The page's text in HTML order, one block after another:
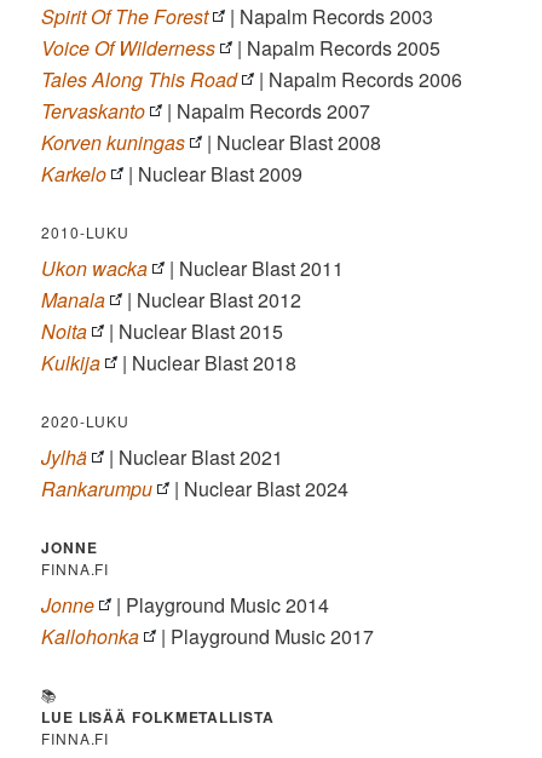
Spirit Of The Forest
| Napalm Records 2003
Voice Of Wilderness
| Napalm Records 2005
Tales Along This Road
| Napalm Records 2006
Tervaskanto
| Napalm Records 2007
Korven kuningas
| Nuclear Blast 2008
Karkelo
| Nuclear Blast 2009
2010-LUKU
Ukon wacka
| Nuclear Blast 2011
Manala
| Nuclear Blast 2012
Noita
| Nuclear Blast 2015
Kulkija
| Nuclear Blast 2018
2020-LUKU
Jylhä
| Nuclear Blast 2021
Rankarumpu
| Nuclear Blast 2024
JONNE
FINNA.FI
Jonne
| Playground Music 2014
Kallohonka
| Playground Music 2017
📚
LUE LISÄÄ FOLKMETALLISTA
FINNA.FI